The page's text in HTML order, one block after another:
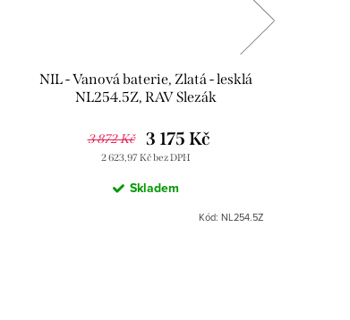
NIL - Vanová baterie, Zlatá - lesklá
NL254.5Z, RAV Slezák
3 872 Kč
2 623,97 Kč bez DPH
3 175 Kč
Skladem
Kód: NL254.5Z